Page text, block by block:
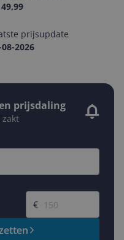
prijsupdate
2026
prijsdaling
Gewenste prijs
€